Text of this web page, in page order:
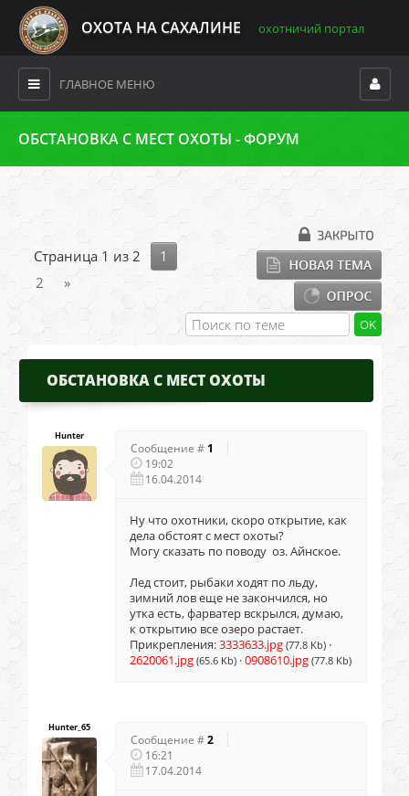
ОХОТА НА САХАЛИНЕ охотничий портал
ГЛАВНОЕ МЕНЮ
ОБСТАНОВКА С МЕСТ ОХОТЫ - ФОРУМ
Страница 1 из 2
1
2
»
ОБСТАНОВКА С МЕСТ ОХОТЫ
Hunter
Сообщение # 1
19:02
16.04.2014
Ну что охотники, скоро открытие, как
дела обстоят с мест охоты?
Могу сказать по поводу оз. Айнское.
Лед стоит, рыбаки ходят по льду,
зимний лов еще не закончился, но
утка есть, фарватер вскрылся, думаю,
к открытию все озеро растает.
Прикрепления:3333633.jpg (77.8 Kb) ·
2620061.jpg (65.6 Kb) ·0908610.jpg (77.8 Kb)
Hunter_65
Сообщение #2
16:21
17.04.2014